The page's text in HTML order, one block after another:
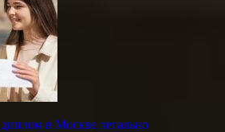
в Москве легально